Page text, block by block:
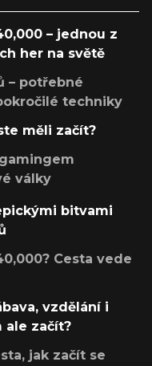
– jednou z
her na světě
– potřebné
techniky
měli začít?
války
bitvami
Cesta vede
vzdělání i
ale začít?
jak začít se